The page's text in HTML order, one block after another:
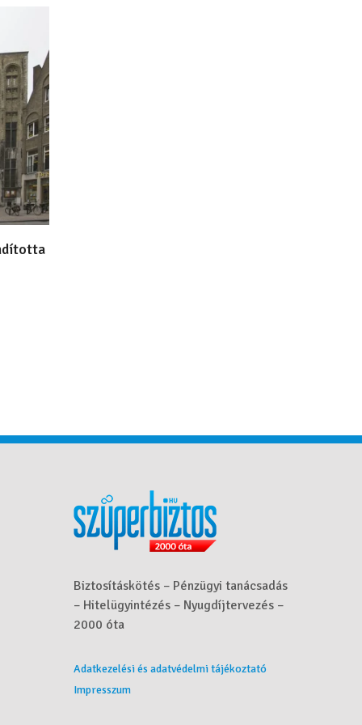
Biztosításkötés – Pénzügyi tanácsadás
– Hitelügyintézés – Nyugdíjtervezés –
2000 óta
Adatkezelési és adatvédelmi tájékoztató
Impresszum